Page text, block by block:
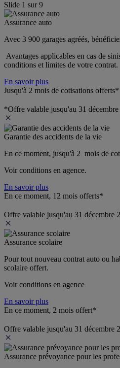
Slide 1 sur9
Assurance auto
Avec 3 900 garages agréés,
Avantages applicables en cas de
conditions et limites de votre contrat.
En savoir plus
Jusqu'à 2 mois de cotisations offerts*
*Offre valable jusqu'au 31
Garantie des accidents de la vie
En ce moment, jusqu'à 2  mois de
Voir conditions en agence.
En savoir plus
En ce moment, 12 mois offerts*
Offre valable jusqu'au 31 décembre
Assurance scolaire
Pour tout nouveau contrat auto ou
scolaire offert.
Voir conditions en agence
En savoir plus
En ce moment, 2 mois offert*
Offre valable jusqu'au 31 décembre
Assurance prévoyance pour les